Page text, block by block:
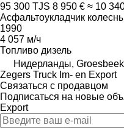
95 300 TJS 8 950 € ≈ 10
Асфальтоукладчик
1990
4 057 м/ч
Топливо дизель
Нидерланды, Groesbeek
Zegers Truck Im- en Export
Связаться с продавцом
Подписаться на новые
Export